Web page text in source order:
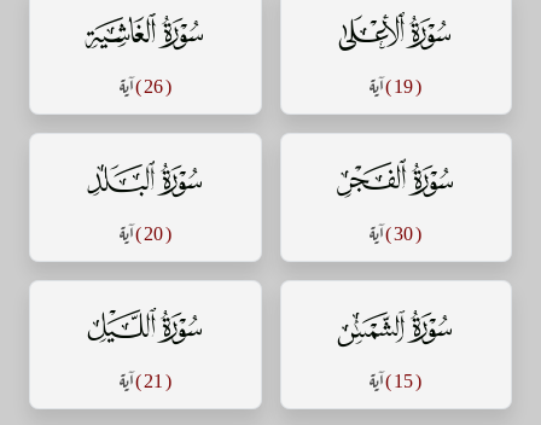
سورة الأعلى
( 19 ) آية
سورة الغاشية
( 26 ) آية
سورة الفجر
( 30 ) آية
سورة البلد
( 20 ) آية
سورة الشمس
( 15 ) آية
سورة الليل
( 21 ) آية